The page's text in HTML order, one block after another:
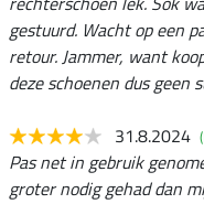
gestuurd. Wacht op een
retour. Jammer, want
deze schoenen dus geen
31.8.2024
Pas net in gebruik
groter nodig gehad dan